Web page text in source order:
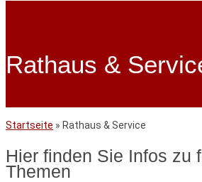
Rathaus &
Startseite » Rathaus & Service
Hier finden Sie Infos zu
Themen